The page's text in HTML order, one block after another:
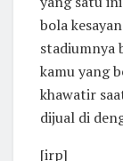
bola
stadiumnya
kamu yang
khawatir
dijual di
[irp]